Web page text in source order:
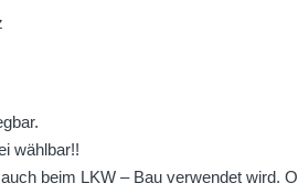
wählbar!!
beim LKW – Bau verwendet wird.